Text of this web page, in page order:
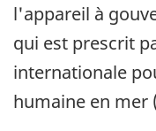
l'appareil à
qui est prescrit
internationale
humaine en mer